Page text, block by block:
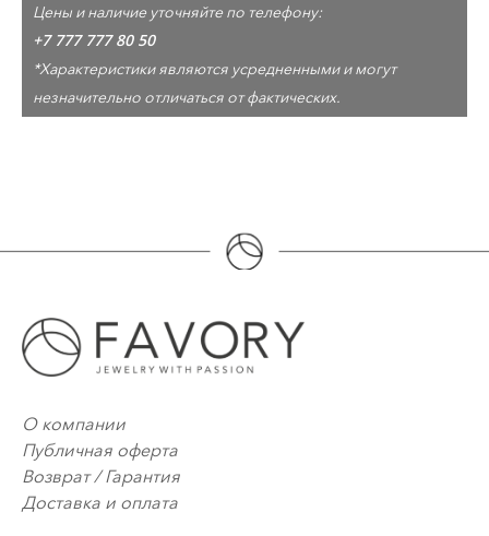
Цены и наличие уточняйте по телефону:
+7 777 777 80 50
*Характеристики являются усредненными и могут
незначительно отличаться от фактических.
О компании
Публичная оферта
Возврат / Гарантия
Доставка и оплата